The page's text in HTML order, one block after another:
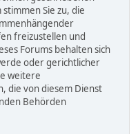
Sie zu, die
freizustellen und
Forums behalten sich
oder gerichtlicher
weitere
die von diesem Dienst
Behörden